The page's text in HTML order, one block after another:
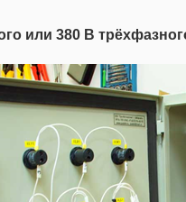
или 380 В